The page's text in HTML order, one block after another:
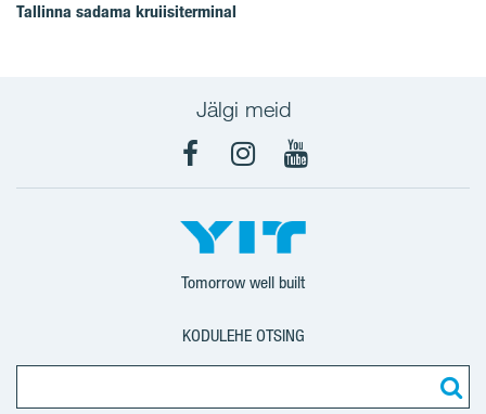
Tallinna sadama kruiisiterminal
Jälgi meid
FacebookInstagram
YouTube
Tomorrow well built
KODULEHE OTSING